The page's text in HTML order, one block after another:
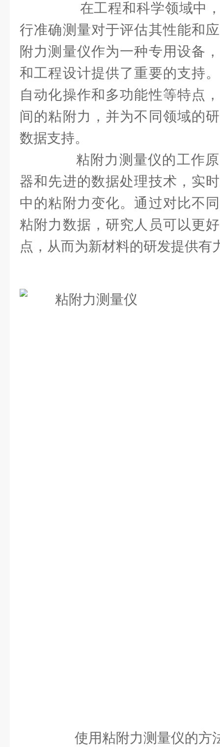
在工程和科学领域中，
行准确测量对于评估其性能和
附力测量仪作为一种专用设备
和工程设计提供了重要的支持
自动化操作和多功能性等特点
间的粘附力，并为不同领域的
数据支持。
粘附力测量仪的工作原
器和先进的数据处理技术，实
中的粘附力变化。通过对比不
粘附力数据，研究人员可以更
点，从而为新材料的研发提供有
使用粘附力测量仪的方